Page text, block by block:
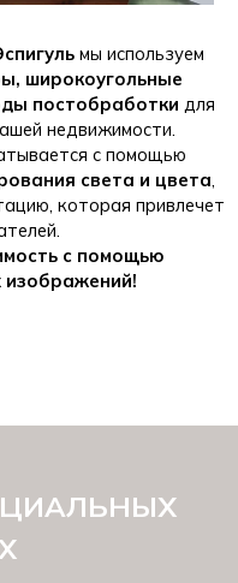
мы используем
широкоугольные
постобработки для
недвижимости.
с помощью
света и цвета,
которая привлечет
с помощью
изображений!